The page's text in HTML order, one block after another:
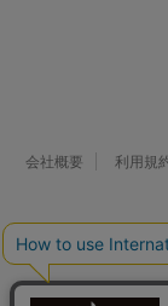
会社概要 利用規
© 2026 Watch LIFE